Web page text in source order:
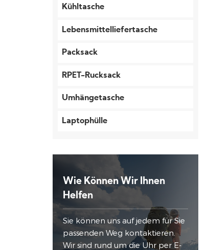
Kühltasche
Lebensmittelliefertasche
Packsack
RPET-Rucksack
Umhängetasche
Laptophülle
Wie Können Wir Ihnen
Helfen
Sie können uns auf jedem für Sie
passenden Weg kontaktieren.
Wir sind rund um die Uhr per E-